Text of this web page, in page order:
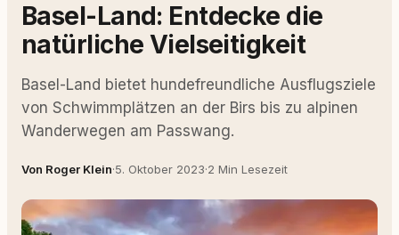
Basel-Land: Entdecke die
natürliche Vielseitigkeit
Basel-Land bietet hundefreundliche Ausflugsziele
von Schwimmplätzen an der Birs bis zu alpinen
Wanderwegen am Passwang.
Von Roger Klein·5. Oktober 2023·2 Min Lesezeit